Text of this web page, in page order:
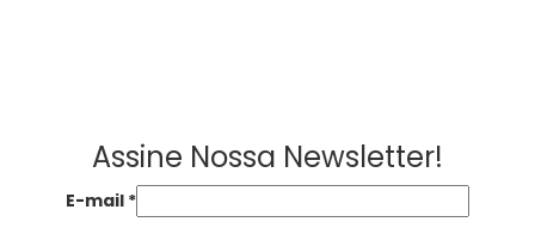
Assine Nossa Newsletter!
E-mail *